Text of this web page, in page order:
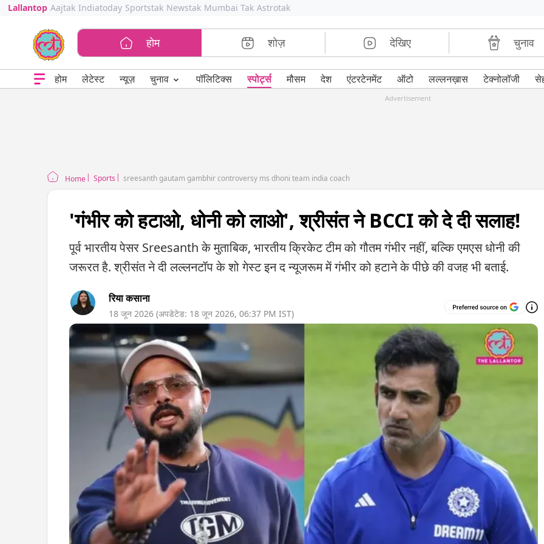
Lallantop Aajtak Indiatoday Sportstak Newstak Mumbai Tak Astrotak
होम शोज़ देखिए चुनाव
होम लेटेस्ट न्यूज़ चुनाव ⌄ पॉलिटिक्स स्पोर्ट्स मौसम देश एंटरटेनमेंट ऑटो लल्लनख़ास टेक्नोलॉजी
Advertisement
Home Sports sreesanth gautam gambhir controversy ms dhoni team india coach
'गंभीर को हटाओ, धोनी को लाओ', श्रीसंत ने BCCI को दे दी सलाह!
पूर्व भारतीय पेसर Sreesanth के मुताबिक, भारतीय क्रिकेट टीम को गौतम गंभीर नहीं, बल्कि एमएस धोनी की
जरूरत है. श्रीसंत ने दी लल्लनटॉप के शो गेस्ट इन द न्यूजरूम में गंभीर को हटाने के पीछे की वजह भी बताई.
रिया कसाना
18 जून 2026 (अपडेटेड: 18 जून 2026, 06:37 PM IST)